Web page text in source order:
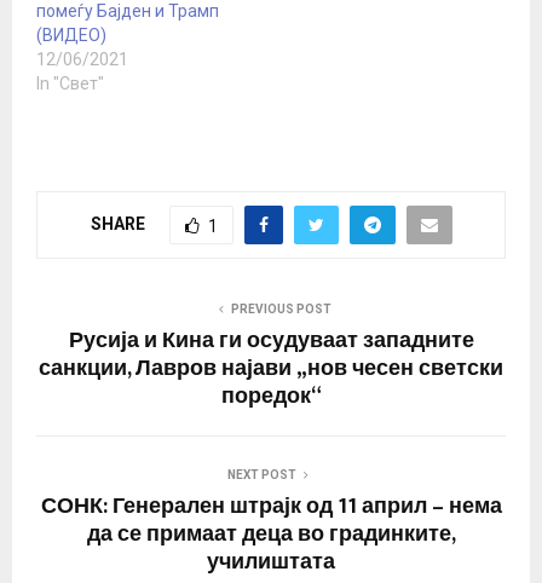
помеѓу Бајден и Трамп
(ВИДЕО)
12/06/2021
In "Свет"
SHARE 1
PREVIOUS POST
Русија и Кина ги осудуваат западните
санкции, Лавров најави „нов чесен светски
поредок“
NEXT POST
СОНК: Генерален штрајк од 11 април – нема
да се примаат деца во градинките,
училиштата